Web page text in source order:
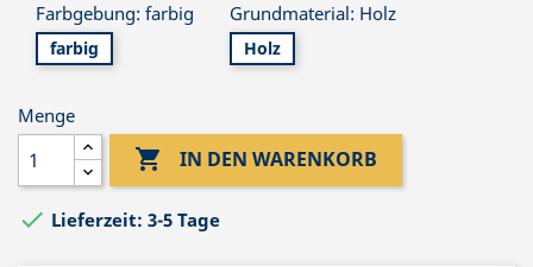
Farbgebung: farbig
farbig
Grundmaterial: Holz
Holz
Menge
 IN DEN WARENKORB
 Lieferzeit: 3-5 Tage